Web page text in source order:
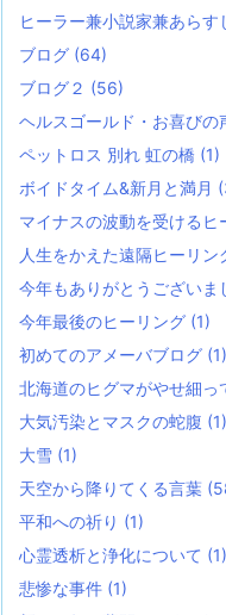
ヒーラー兼小説家兼あらす
ブログ (64)
ブログ２ (56)
ヘルスゴールド・お喜びの
ペットロス 別れ 虹の橋 (1)
ボイドタイム&新月と満月
マイナスの波動を受けるヒ
人生をかえた遠隔ヒーリン
今年もありがとうございま
今年最後のヒーリング (1)
初めてのアメーバブログ (1)
北海道のヒグマがやせ細っ
大気汚染とマスクの蛇腹 (1)
大雪 (1)
天空から降りてくる言葉
平和への祈り (1)
心霊透析と浄化について (1)
悲惨な事件 (1)